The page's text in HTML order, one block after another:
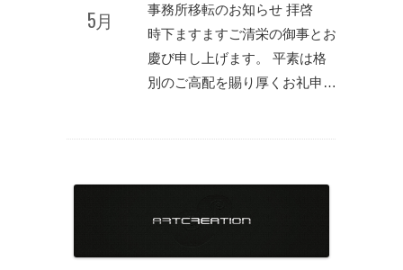
5月
事務所移転のお知らせ 拝啓
時下ますますご清栄の御事とお
慶び申し上げます。 平素は格
別のご高配を賜り厚くお礼申…